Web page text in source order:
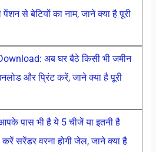
से बेटियों का नाम, जाने क्या है पूरी
अब घर बैठे किसी भी जमीन
और प्रिंट करें, जाने क्या है पूरी
पास भी है ये 5 चीजें या इतनी है
सरेंडर वरना होगी जेल, जाने क्या है